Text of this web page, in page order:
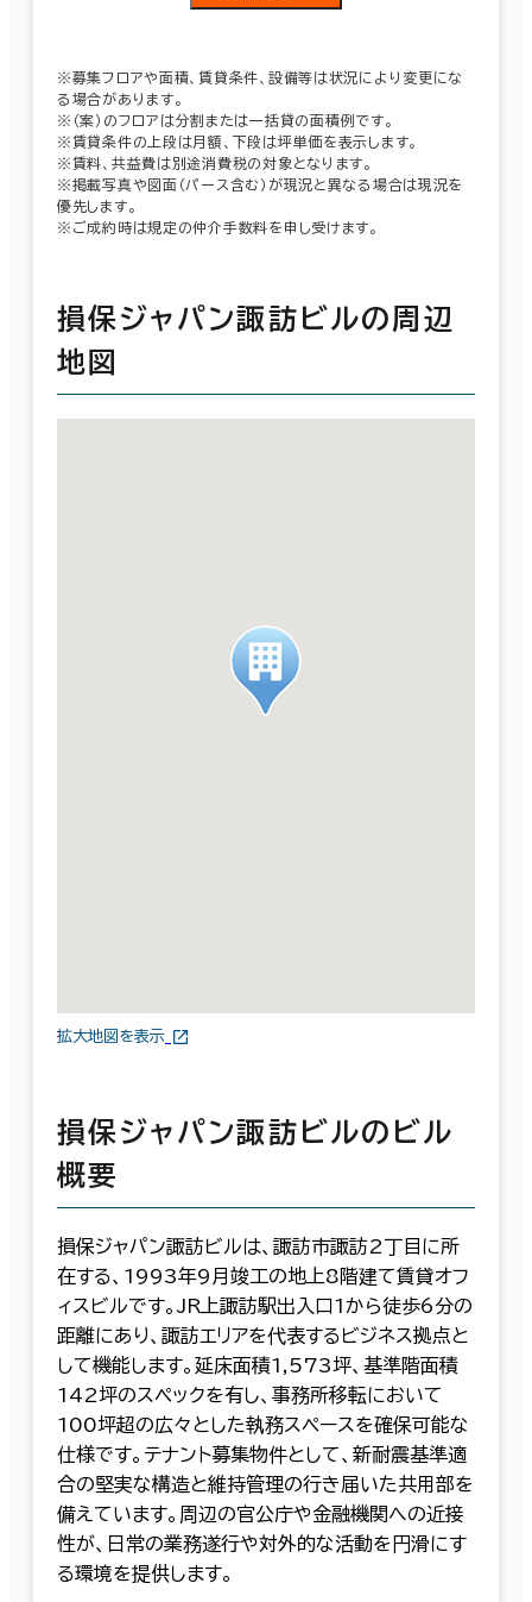
※募集フロアや面積、賃貸条件、設備等は状況により変更にな
る場合があります。
※（案）のフロアは分割または一括貸の面積例です。
※賃貸条件の上段は月額、下段は坪単価を表示します。
※賃料、共益費は別途消費税の対象となります。
※掲載写真や図面（パース含む）が現況と異なる場合は現況を
優先します。
※ご成約時は規定の仲介手数料を申し受けます。
損保ジャパン諏訪ビルの周辺
地図
拡大地図を表示
損保ジャパン諏訪ビルのビル
概要
損保ジャパン諏訪ビルは、諏訪市諏訪2丁目に所
在する、1993年9月竣工の地上8階建て賃貸オフ
ィスビルです。JR上諏訪駅出入口1から徒歩6分の
距離にあり、諏訪エリアを代表するビジネス拠点と
して機能します。延床面積1,573坪、基準階面積
142坪のスペックを有し、事務所移転において
100坪超の広々とした執務スペースを確保可能な
仕様です。テナント募集物件として、新耐震基準適
合の堅実な構造と維持管理の行き届いた共用部を
備えています。周辺の官公庁や金融機関への近接
性が、日常の業務遂行や対外的な活動を円滑にす
る環境を提供します。